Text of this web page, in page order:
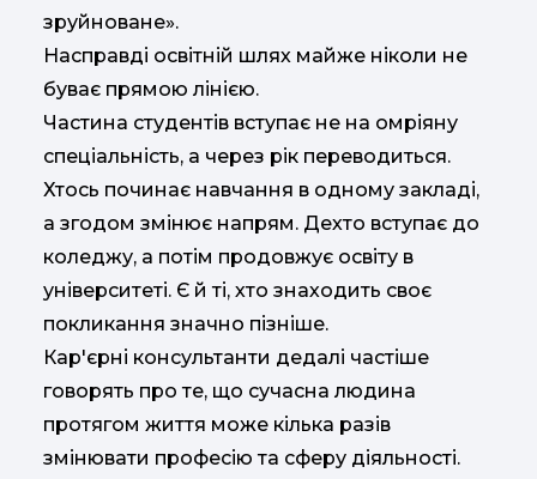
зруйноване».
Насправді освітній шлях майже ніколи не
буває прямою лінією.
Частина студентів вступає не на омріяну
спеціальність, а через рік переводиться.
Хтось починає навчання в одному закладі,
а згодом змінює напрям. Дехто вступає до
коледжу, а потім продовжує освіту в
університеті. Є й ті, хто знаходить своє
покликання значно пізніше.
Кар'єрні консультанти дедалі частіше
говорять про те, що сучасна людина
протягом життя може кілька разів
змінювати професію та сферу діяльності.